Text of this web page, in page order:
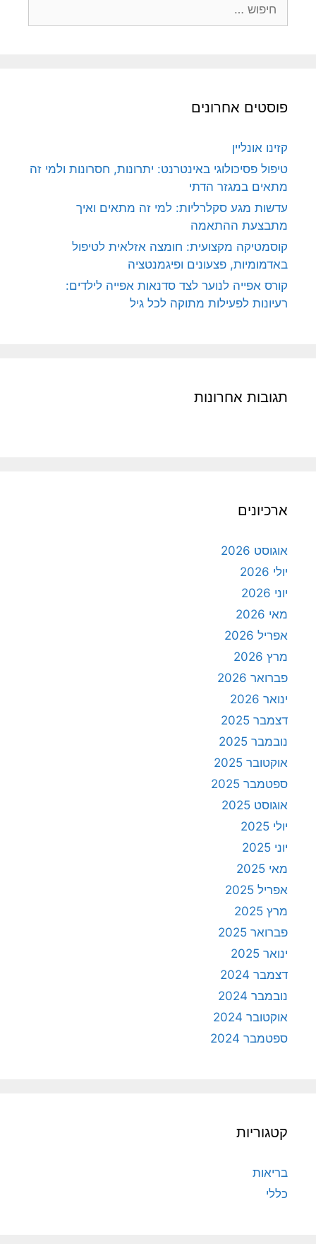
פוסטים אחרונים
קזינו אונליין
טיפול פסיכולוגי באינטרנט: יתרונות, חסרונות ולמי זה
מתאים במגזר הדתי
עדשות מגע סקלרליות: למי זה מתאים ואיך
מתבצעת ההתאמה
קוסמטיקה מקצועית: חומצה אזלאית לטיפול
באדמומיות, פצעונים ופיגמנטציה
קורס אפייה לנוער לצד סדנאות אפייה לילדים:
רעיונות לפעילות מתוקה לכל גיל
תגובות אחרונות
ארכיונים
אוגוסט 2026
יולי 2026
יוני 2026
מאי 2026
אפריל 2026
מרץ 2026
פברואר 2026
ינואר 2026
דצמבר 2025
נובמבר 2025
אוקטובר 2025
ספטמבר 2025
אוגוסט 2025
יולי 2025
יוני 2025
מאי 2025
אפריל 2025
מרץ 2025
פברואר 2025
ינואר 2025
דצמבר 2024
נובמבר 2024
אוקטובר 2024
ספטמבר 2024
קטגוריות
בריאות
כללי